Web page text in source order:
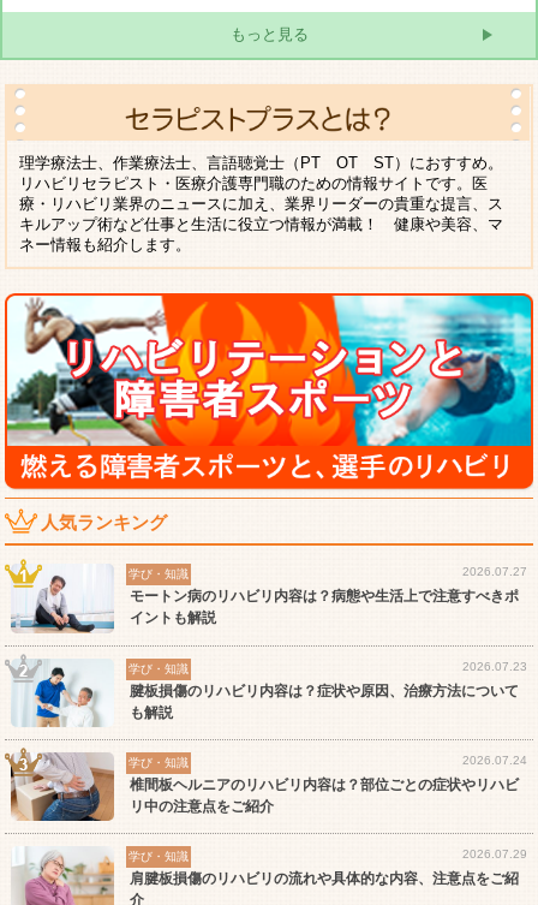
もっと見る
理学療法士、作業療法士、言語聴覚士（PT OT ST）におすすめ。
リハビリセラピスト・医療介護専門職のための情報サイトです。医
療・リハビリ業界のニュースに加え、業界リーダーの貴重な提言、ス
キルアップ術など仕事と生活に役立つ情報が満載！ 健康や美容、マ
ネー情報も紹介します。
人気ランキング
学び・知識 2026.07.27
モートン病のリハビリ内容は？病態や生活上で注意すべきポ
イントも解説
学び・知識 2026.07.23
腱板損傷のリハビリ内容は？症状や原因、治療方法について
も解説
学び・知識 2026.07.24
椎間板ヘルニアのリハビリ内容は？部位ごとの症状やリハビ
リ中の注意点をご紹介
学び・知識 2026.07.29
肩腱板損傷のリハビリの流れや具体的な内容、注意点をご紹
介